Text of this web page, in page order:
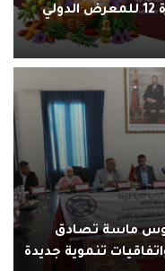
أكادير تستعد لاحتضان الدورة 12 للمعرض الدولي
ماسة تصادق
تنموية جديدة